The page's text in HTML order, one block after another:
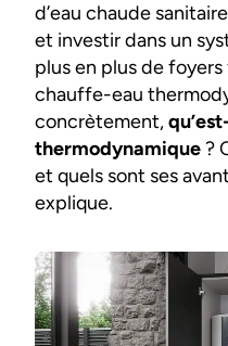
d’eau chaude
et investir dans un
plus en plus de
chauffe-eau
concrètement,
thermodynamique?
et quels sont ses
explique.